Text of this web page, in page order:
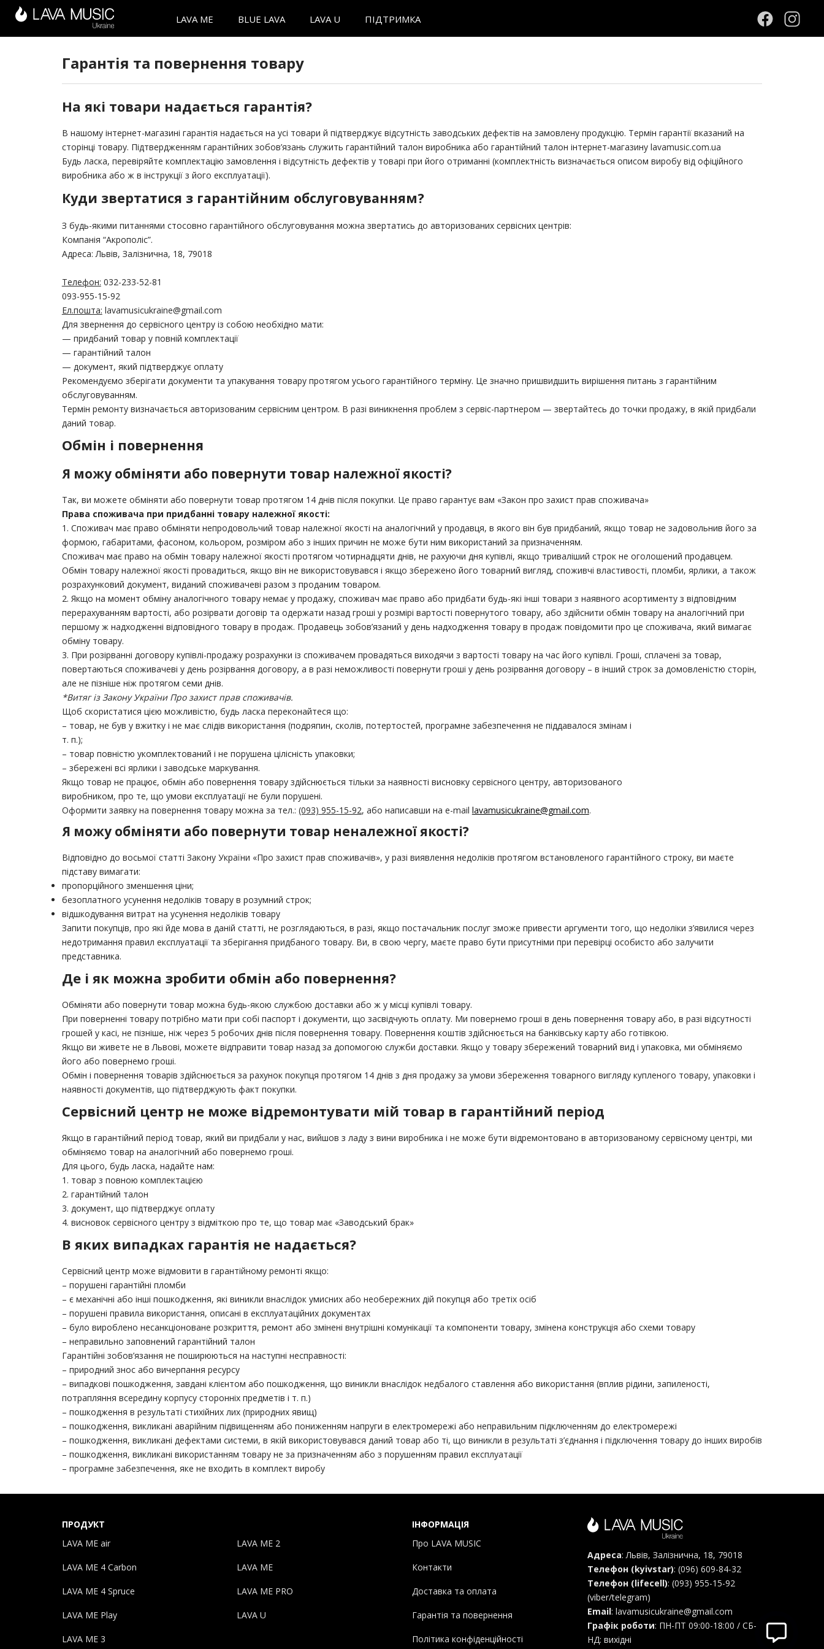
LAVA ME BLUE LAVA LAVA U ПІДТРИМКА
Гарантія та повернення товару
На які товари надається гарантія?
В нашому інтернет-магазині гарантія надається на усі товари й підтверджує відсутність заводських дефектів на замовлену продукцію. Термін гарантії вказаний на
сторінці товару. Підтвердженням гарантійних зобов’язань служить гарантійний талон виробника або гарантійний талон інтернет-магазину lavamusic.com.ua
Будь ласка, перевіряйте комплектацію замовлення і відсутність дефектів у товарі при його отриманні (комплектність визначається описом виробу від офіційного
виробника або ж в інструкції з його експлуатації).
Куди звертатися з гарантійним обслуговуванням?
З будь-якими питаннями стосовно гарантійного обслуговування можна звертатись до авторизованих сервісних центрів:
Компанія “Акрополіс”.
Адреса: Львів, Залізнична, 18, 79018
Телефон: 032-233-52-81
093-955-15-92
Ел.пошта: lavamusicukraine@gmail.com
Для звернення до сервісного центру із собою необхідно мати:
— придбаний товар у повній комплектації
— гарантійний талон
— документ, який підтверджує оплату
Рекомендуємо зберігати документи та упакування товару протягом усього гарантійного терміну. Це значно пришвидшить вирішення питань з гарантійним
обслуговуванням.
Термін ремонту визначається авторизованим сервісним центром. В разі виникнення проблем з сервіс-партнером — звертайтесь до точки продажу, в якій придбали
даний товар.
Обмін і повернення
Я можу обміняти або повернути товар належної якості?
Так, ви можете обміняти або повернути товар протягом 14 днів після покупки. Це право гарантує вам «Закон про захист прав споживача»
Права споживача при придбанні товару належної якості:
1. Споживач має право обміняти непродовольчий товар належної якості на аналогічний у продавця, в якого він був придбаний, якщо товар не задовольнив його за
формою, габаритами, фасоном, кольором, розміром або з інших причин не може бути ним використаний за призначенням.
Споживач має право на обмін товару належної якості протягом чотирнадцяти днів, не рахуючи дня купівлі, якщо триваліший строк не оголошений продавцем.
Обмін товару належної якості провадиться, якщо він не використовувався і якщо збережено його товарний вигляд, споживчі властивості, пломби, ярлики, а також
розрахунковий документ, виданий споживачеві разом з проданим товаром.
2. Якщо на момент обміну аналогічного товару немає у продажу, споживач має право або придбати будь-які інші товари з наявного асортименту з відповідним
перерахуванням вартості, або розірвати договір та одержати назад гроші у розмірі вартості повернутого товару, або здійснити обмін товару на аналогічний при
першому ж надходженні відповідного товару в продаж. Продавець зобов’язаний у день надходження товару в продаж повідомити про це споживача, який вимагає
обміну товару.
3. При розірванні договору купівлі-продажу розрахунки із споживачем провадяться виходячи з вартості товару на час його купівлі. Гроші, сплачені за товар,
повертаються споживачеві у день розірвання договору, а в разі неможливості повернути гроші у день розірвання договору – в інший строк за домовленістю сторін,
але не пізніше ніж протягом семи днів.
*Витяг із Закону України Про захист прав споживачів.
Щоб скористатися цією можливістю, будь ласка переконайтеся що:
– товар, не був у вжитку і не має слідів використання (подряпин, сколів, потертостей, програмне забезпечення не піддавалося змінам і
т. п.);
– товар повністю укомплектований і не порушена цілісність упаковки;
– збережені всі ярлики і заводське маркування.
Якщо товар не працює, обмін або повернення товару здійснюється тільки за наявності висновку сервісного центру, авторизованого
виробником, про те, що умови експлуатації не були порушені.
Оформити заявку на повернення товару можна за тел.: (093) 955-15-92, або написавши на e-mail lavamusicukraine@gmail.com.
Я можу обміняти або повернути товар неналежної якості?
Відповідно до восьмої статті Закону України «Про захист прав споживачів», у разі виявлення недоліків протягом встановленого гарантійного строку, ви маєте
підставу вимагати:
пропорційного зменшення ціни;
безоплатного усунення недоліків товару в розумний строк;
відшкодування витрат на усунення недоліків товару
Запити покупців, про які йде мова в даній статті, не розглядаються, в разі, якщо постачальник послуг зможе привести аргументи того, що недоліки з’явилися через
недотримання правил експлуатації та зберігання придбаного товару. Ви, в свою чергу, маєте право бути присутніми при перевірці особисто або залучити
представника.
Де і як можна зробити обмін або повернення?
Обміняти або повернути товар можна будь-якою службою доставки або ж у місці купівлі товару.
При поверненні товару потрібно мати при собі паспорт і документи, що засвідчують оплату. Ми повернемо гроші в день повернення товару або, в разі відсутності
грошей у касі, не пізніше, ніж через 5 робочих днів після повернення товару. Повернення коштів здійснюється на банківську карту або готівкою.
Якщо ви живете не в Львові, можете відправити товар назад за допомогою служби доставки. Якщо у товару збережений товарний вид і упаковка, ми обміняємо
його або повернемо гроші.
Обмін і повернення товарів здійснюється за рахунок покупця протягом 14 днів з дня продажу за умови збереження товарного вигляду купленого товару, упаковки і
наявності документів, що підтверджують факт покупки.
Сервісний центр не може відремонтувати мій товар в гарантійний період
Якщо в гарантійний період товар, який ви придбали у нас, вийшов з ладу з вини виробника і не може бути відремонтовано в авторизованому сервісному центрі, ми
обміняємо товар на аналогічний або повернемо гроші.
Для цього, будь ласка, надайте нам:
1. товар з повною комплектацією
2. гарантійний талон
3. документ, що підтверджує оплату
4. висновок сервісного центру з відміткою про те, що товар має «Заводський брак»
В яких випадках гарантія не надається?
Сервісний центр може відмовити в гарантійному ремонті якщо:
– порушені гарантійні пломби
– є механічні або інші пошкодження, які виникли внаслідок умисних або необережних дій покупця або третіх осіб
– порушені правила використання, описані в експлуатаційних документах
– було вироблено несанкціоноване розкриття, ремонт або змінені внутрішні комунікації та компоненти товару, змінена конструкція або схеми товару
– неправильно заповнений гарантійний талон
Гарантійні зобов’язання не поширюються на наступні несправності:
– природний знос або вичерпання ресурсу
– випадкові пошкодження, завдані клієнтом або пошкодження, що виникли внаслідок недбалого ставлення або використання (вплив рідини, запиленості,
потрапляння всередину корпусу сторонніх предметів і т. п.)
– пошкодження в результаті стихійних лих (природних явищ)
– пошкодження, викликані аварійним підвищенням або пониженням напруги в електромережі або неправильним підключенням до електромережі
– пошкодження, викликані дефектами системи, в якій використовувався даний товар або ті, що виникли в результаті з’єднання і підключення товару до інших виробів
– пошкодження, викликані використанням товару не за призначенням або з порушенням правил експлуатації
– програмне забезпечення, яке не входить в комплект виробу
ПРОДУКТ
LAVA ME air
LAVA ME 4 Carbon
LAVA ME 4 Spruce
LAVA ME Play
LAVA ME 3
LAVA ME 2
LAVA ME
LAVA ME PRO
LAVA U
ІНФОРМАЦІЯ
Про LAVA MUSIC
Контакти
Доставка та оплата
Гарантія та повернення
Політика конфіденційності
Адреса: Львів, Залізнична, 18, 79018
Телефон (kyivstar): (096) 609-84-32
Телефон (lifecell): (093) 955-15-92
(viber/telegram)
Email: lavamusicukraine@gmail.com
Графік роботи: ПН-ПТ 09:00-18:00 / СБ-
НД: вихідні